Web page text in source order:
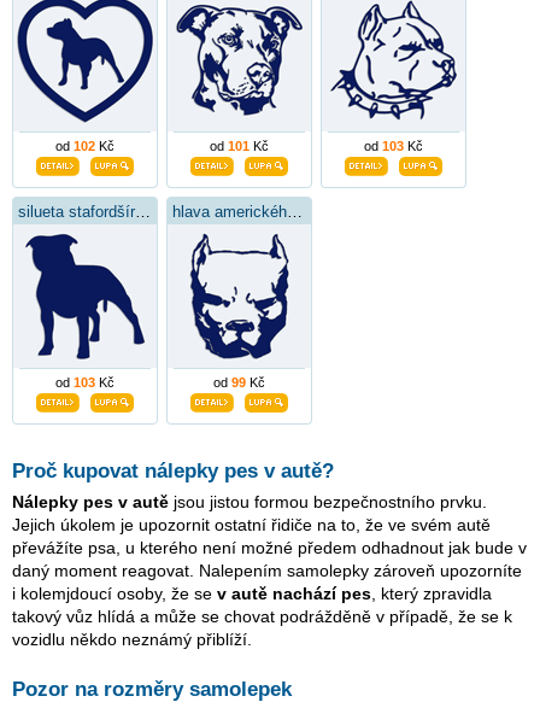
od 102 Kč od 101 Kč od 103 Kč
silueta stafordšírský bulteriér
od 103 Kč
hlava amerického pitbulteriéra
od 99 Kč
Proč kupovat nálepky pes v autě?
Nálepky pes v autě jsou jistou formou bezpečnostního prvku.
Jejich úkolem je upozornit ostatní řidiče na to, že ve svém autě
převážíte psa, u kterého není možné předem odhadnout jak bude v
daný moment reagovat. Nalepením samolepky zároveň upozorníte
i kolemjdoucí osoby, že se v autě nachází pes , který zpravidla
takový vůz hlídá a může se chovat podrážděně v případě, že se k
vozidlu někdo neznámý přiblíží.
Pozor na rozměry samolepek